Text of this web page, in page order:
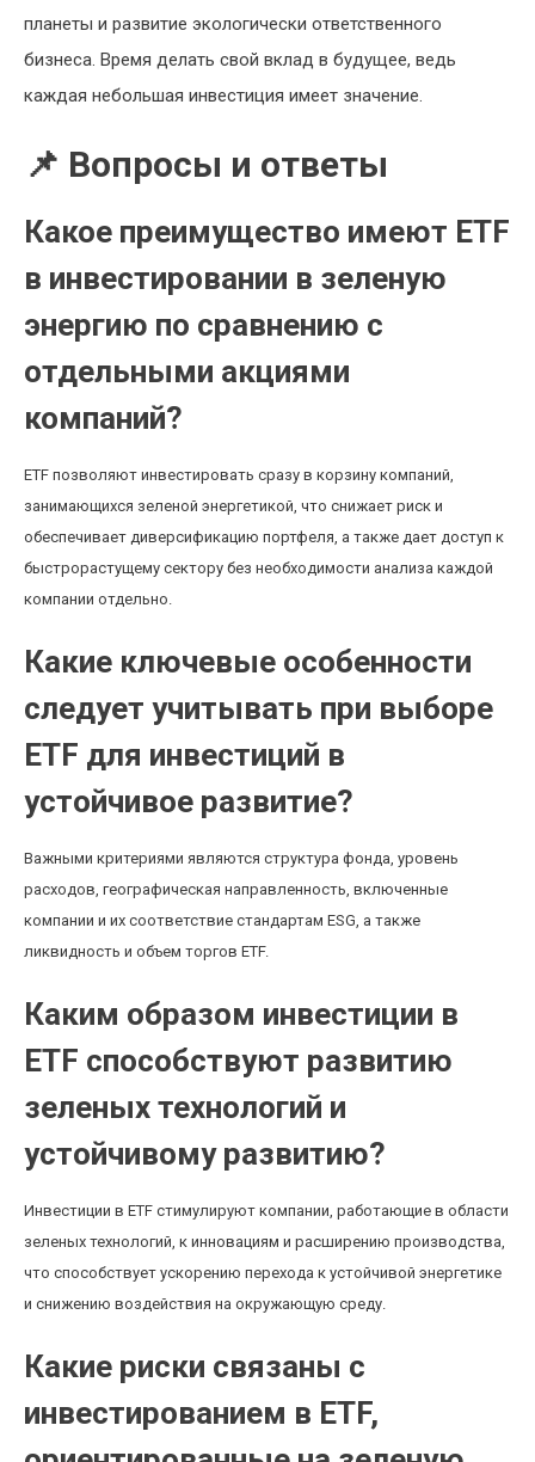
планеты и развитие экологически ответственного
бизнеса. Время делать свой вклад в будущее, ведь
каждая небольшая инвестиция имеет значение.
📌 Вопросы и ответы
Какое преимущество имеют ETF
в инвестировании в зеленую
энергию по сравнению с
отдельными акциями
компаний?
ETF позволяют инвестировать сразу в корзину компаний,
занимающихся зеленой энергетикой, что снижает риск и
обеспечивает диверсификацию портфеля, а также дает доступ к
быстрорастущему сектору без необходимости анализа каждой
компании отдельно.
Какие ключевые особенности
следует учитывать при выборе
ETF для инвестиций в
устойчивое развитие?
Важными критериями являются структура фонда, уровень
расходов, географическая направленность, включенные
компании и их соответствие стандартам ESG, а также
ликвидность и объем торгов ETF.
Каким образом инвестиции в
ETF способствуют развитию
зеленых технологий и
устойчивому развитию?
Инвестиции в ETF стимулируют компании, работающие в области
зеленых технологий, к инновациям и расширению производства,
что способствует ускорению перехода к устойчивой энергетике
и снижению воздействия на окружающую среду.
Какие риски связаны с
инвестированием в ETF,